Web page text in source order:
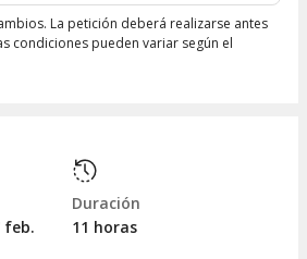
La petición deberá realizarse antes
condiciones pueden variar según el
feb.
Duración
11 horas